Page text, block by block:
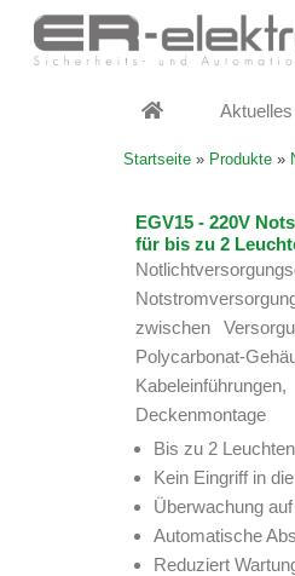
Inhalt
springen
Aktuelles
Startseite » Produkte »
EGV15 - 220V
für bis zu 2
zwischen
Polycarbonat-
Deckenmontage
Bis zu 2
Kein Eingriff in
Überwachung
Automatische
Reduziert